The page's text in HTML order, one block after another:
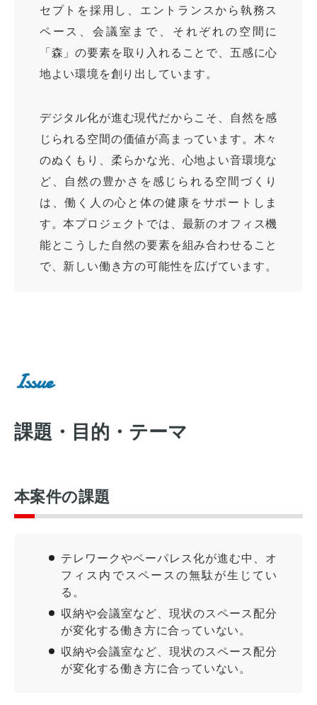
セプトを採用し、エントランスから執務ス
ペース、会議室まで、それぞれの空間に
「森」の要素を取り入れることで、五感に心
地よい環境を創り出しています。
デジタル化が進む現代だからこそ、自然を感
じられる空間の価値が高まっています。木々
のぬくもり、柔らかな光、心地よい音環境な
ど、自然の豊かさを感じられる空間づくり
は、働く人の心と体の健康をサポートしま
す。本プロジェクトでは、最新のオフィス機
能とこうした自然の要素を組み合わせること
で、新しい働き方の可能性を広げています。
Issue
課題・目的・テーマ
本案件の課題
テレワークやペーパレス化が進む中、オ
フィス内でスペースの無駄が生じてい
る。
収納や会議室など、現状のスペース配分
が変化する働き方に合っていない。
収納や会議室など、現状のスペース配分
が変化する働き方に合っていない。